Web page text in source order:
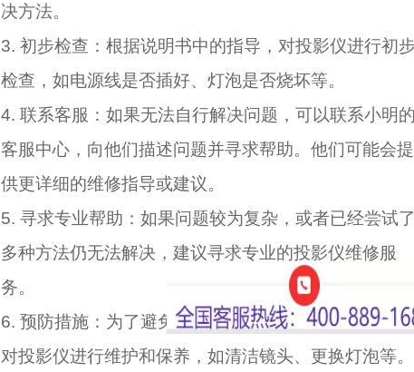
决方法。
3. 初步检查：根据说明书中的指导，对投影仪进行初
检查，如电源线是否插好、灯泡是否烧坏等。
4. 联系客服：如果无法自行解决问题，可以联系小明的
客服中心，向他们描述问题并寻求帮助。他们可能会提
供更详细的维修指导或建议。
5. 寻求专业帮助：如果问题较为复杂，或者已经尝试了
多种方法仍无法解决，建议寻求专业的投影仪维修服
务。
6. 预防措施：为了避免类似问题的再次发生，可以定
对投影仪进行维护和保养，如清洁镜头、更换灯泡等。